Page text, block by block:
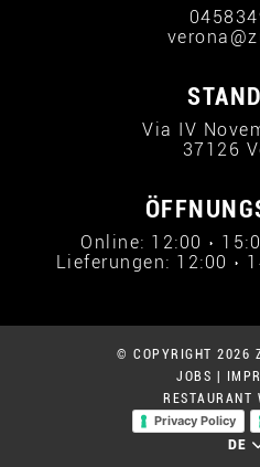
Via IV
37126
Online: 12:00 ›
Lieferungen: 12:00 ›
© COPYRIGHT 2026
JOBS
RESTAURANT
Privacy Policy
DE